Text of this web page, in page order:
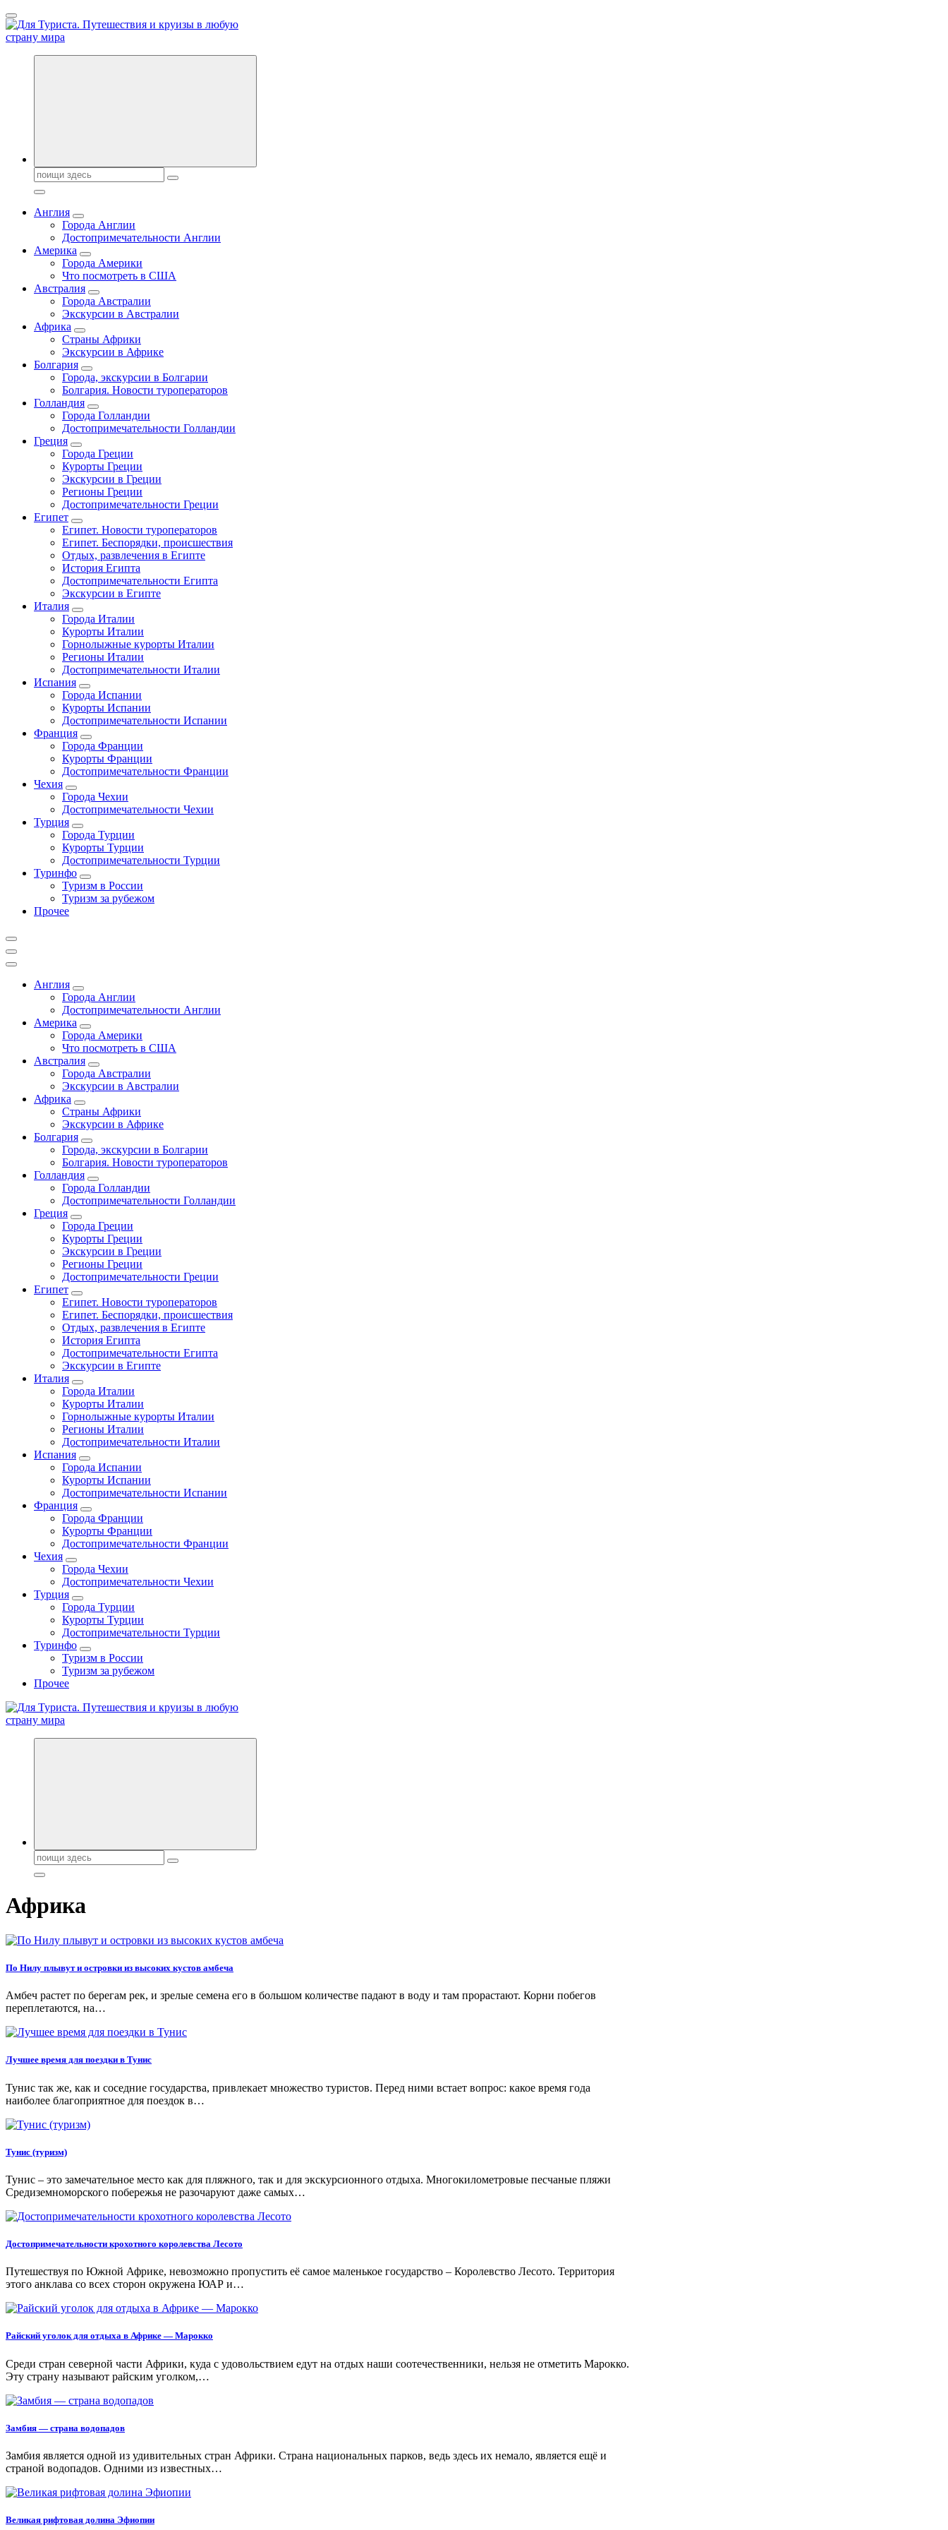
Перейти
к
содержанию
Новости туризма, куда поехать на отдых, где провести отпуск. Горящие туры, путёвки в дома отдыха, туристическое снаряжение, путеводители по странам мира
Поиск:
Англия
Города Англии
Достопримечательности Англии
Америка
Города Америки
Что посмотреть в США
Австралия
Города Австралии
Экскурсии в Австралии
Африка
Страны Африки
Экскурсии в Африке
Болгария
Города, экскурсии в Болгарии
Болгария. Новости туроператоров
Голландия
Города Голландии
Достопримечательности Голландии
Греция
Города Греции
Курорты Греции
Экскурсии в Греции
Регионы Греции
Достопримечательности Греции
Египет
Египет. Новости туроператоров
Египет. Беспорядки, происшествия
Отдых, развлечения в Египте
История Египта
Достопримечательности Египта
Экскурсии в Египте
Италия
Города Италии
Курорты Италии
Горнолыжные курорты Италии
Регионы Италии
Достопримечательности Италии
Испания
Города Испании
Курорты Испании
Достопримечательности Испании
Франция
Города Франции
Курорты Франции
Достопримечательности Франции
Чехия
Города Чехии
Достопримечательности Чехии
Турция
Города Турции
Курорты Турции
Достопримечательности Турции
Туринфо
Туризм в России
Туризм за рубежом
Прочее
Англия
Города Англии
Достопримечательности Англии
Америка
Города Америки
Что посмотреть в США
Австралия
Города Австралии
Экскурсии в Австралии
Африка
Страны Африки
Экскурсии в Африке
Болгария
Города, экскурсии в Болгарии
Болгария. Новости туроператоров
Голландия
Города Голландии
Достопримечательности Голландии
Греция
Города Греции
Курорты Греции
Экскурсии в Греции
Регионы Греции
Достопримечательности Греции
Египет
Египет. Новости туроператоров
Египет. Беспорядки, происшествия
Отдых, развлечения в Египте
История Египта
Достопримечательности Египта
Экскурсии в Египте
Италия
Города Италии
Курорты Италии
Горнолыжные курорты Италии
Регионы Италии
Достопримечательности Италии
Испания
Города Испании
Курорты Испании
Достопримечательности Испании
Франция
Города Франции
Курорты Франции
Достопримечательности Франции
Чехия
Города Чехии
Достопримечательности Чехии
Турция
Города Турции
Курорты Турции
Достопримечательности Турции
Туринфо
Туризм в России
Туризм за рубежом
Прочее
Новости туризма, куда поехать на отдых, где провести отпуск. Горящие туры, путёвки в дома отдыха, туристическое снаряжение, путеводители по странам мира
Поиск:
Африка
По Нилу плывут и островки из высоких кустов амбеча
Амбеч растет по берегам рек, и зрелые семена его в большом количестве падают в воду и там прорастают. Корни побегов
переплетаются, на…
Лучшее время для поездки в Тунис
Тунис так же, как и соседние государства, привлекает множество туристов. Перед ними встает вопрос: какое время года
наиболее благоприятное для поездок в…
Тунис (туризм)
Тунис – это замечательное место как для пляжного, так и для экскурсионного отдыха. Многокилометровые песчаные пляжи
Средиземноморского побережья не разочаруют даже самых…
Достопримечательности крохотного королевства Лесото
Путешествуя по Южной Африке, невозможно пропустить её самое маленькое государство – Королевство Лесото. Территория
этого анклава со всех сторон окружена ЮАР и…
Райский уголок для отдыха в Африке — Марокко
Среди стран северной части Африки, куда с удовольствием едут на отдых наши соотечественники, нельзя не отметить Марокко.
Эту страну называют райским уголком,…
Замбия — страна водопадов
Замбия является одной из удивительных стран Африки. Страна национальных парков, ведь здесь их немало, является ещё и
страной водопадов. Одними из известных…
Великая рифтовая долина Эфиопии